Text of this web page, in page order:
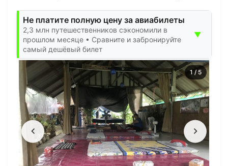
Не платите полную цену за авиабилеты
2,3 млн путешественников сэкономили в
прошлом месяце • Сравните и забронируйте
самый дешёвый билет
▼
1 /5